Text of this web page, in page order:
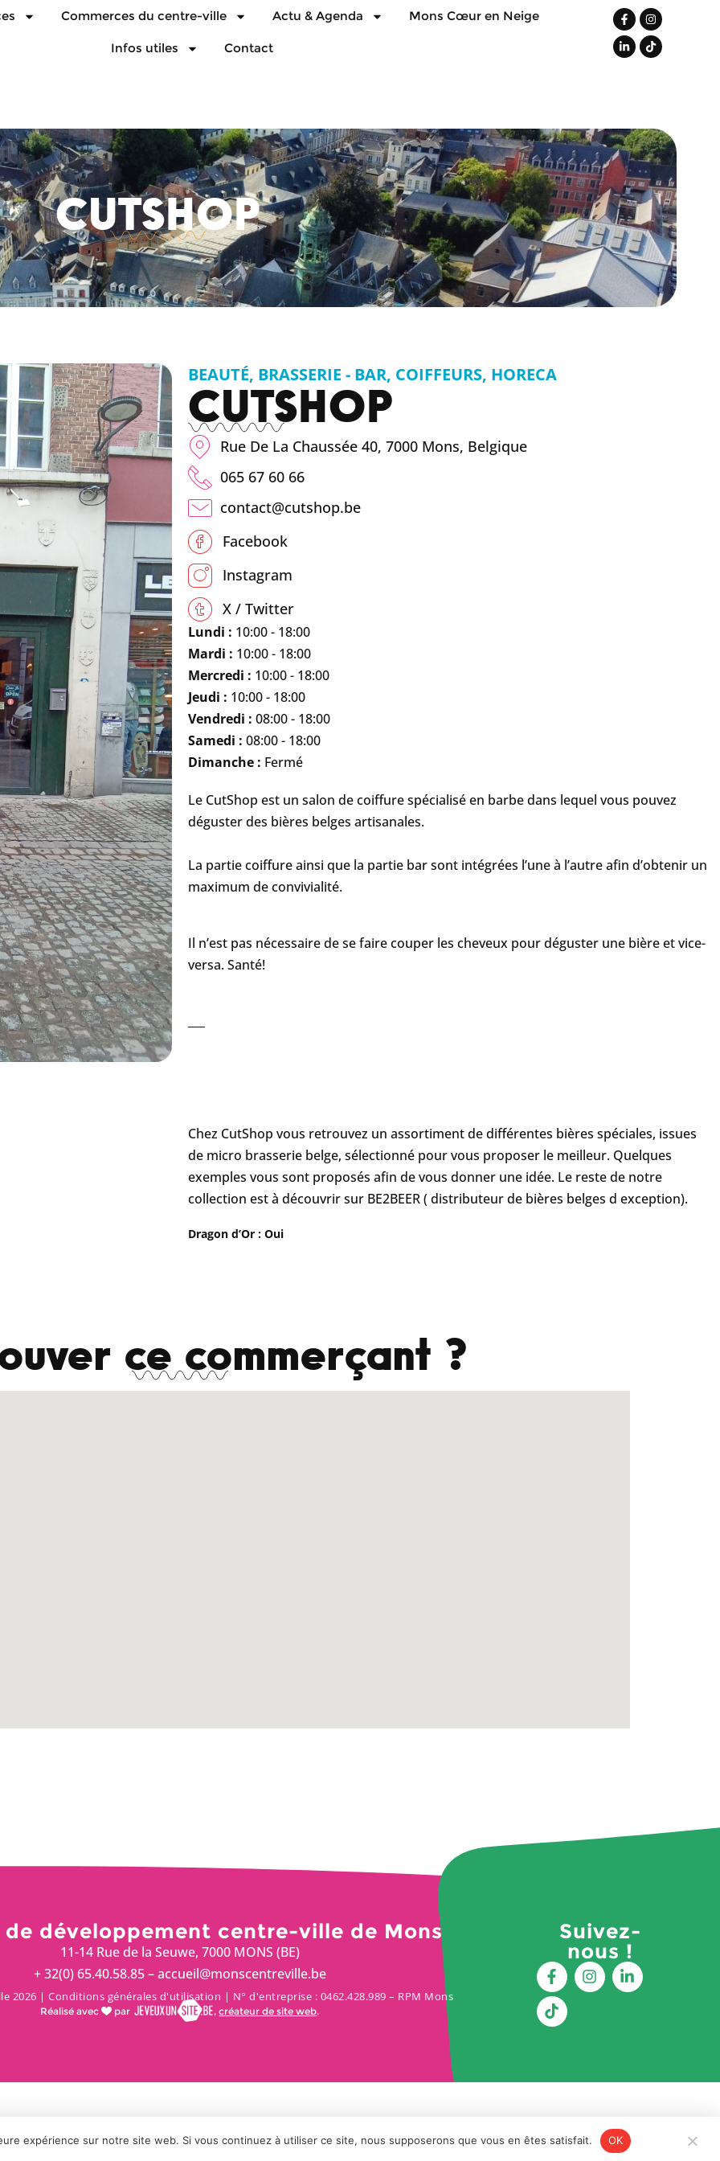
Commerces du centre-ville Actu & Agenda Mons Cœur en Neige
Infos utiles Contact
CUTSHOP
BEAUTÉ, BRASSERIE - BAR, COIFFEURS, HORECA
CUTSHOP
Rue De La Chaussée 40, 7000 Mons, Belgique
065 67 60 66
contact@cutshop.be
Facebook
Instagram
X / Twitter
Lundi : 10:00 - 18:00
Mardi : 10:00 - 18:00
Mercredi : 10:00 - 18:00
Jeudi : 10:00 - 18:00
Vendredi : 08:00 - 18:00
Samedi : 08:00 - 18:00
Dimanche : Fermé
Le CutShop est un salon de coiffure spécialisé en barbe dans lequel vous pouvez
déguster des bières belges artisanales.
La partie coiffure ainsi que la partie bar sont intégrées l’une à l’autre afin d’obtenir un
maximum de convivialité.
Il n’est pas nécessaire de se faire couper les cheveux pour déguster une bière et vice-
versa. Santé!
Chez CutShop vous retrouvez un assortiment de différentes bières spéciales, issues
de micro brasserie belge, sélectionné pour vous proposer le meilleur. Quelques
exemples vous sont proposés afin de vous donner une idée. Le reste de notre
collection est à découvrir sur BE2BEER( distributeur de bières belges d exception).
Dragon d’Or : Oui
ce commerçant ?
de développement centre-ville de Mons
11-14 Rue de la Seuwe, 7000 MONS (BE)
+ 32(0) 65.40.58.85 – accueil@monscentreville.be
2026 |Conditions générales d'utilisation | N° d'entreprise : 0462.428.989 – RPM Mons
Réalisé avec par ,créateur de site web.
Suivez-
nous !
expérience sur notre site web. Si vous continuez à utiliser ce site, nous supposerons que vous en êtes satisfait. OK